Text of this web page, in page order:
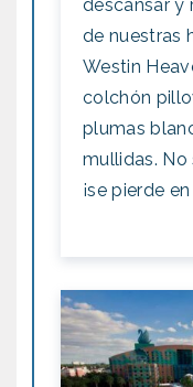
descansar y
de nuestras
Westin
colchón
plumas
mullidas. No
¡se pierde